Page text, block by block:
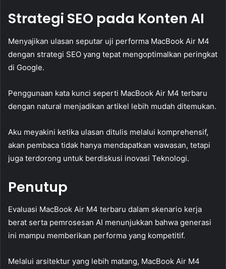
Strategi SEO pada Konten AI
Menyajikan ulasan seputar uji performa MacBook Air M4
dengan strategi SEO yang tepat mengoptimalkan peringkat
di Google.
Penggunaan kata kunci seperti MacBook Air M4 terbaru
dengan natural menjadikan artikel lebih mudah ditemukan.
Aku meyakini ketika ulasan ditulis melalui komprehensif,
akan pembaca tidak hanya mendapatkan wawasan, tetapi
juga terdorong untuk berdiskusi inovasi Teknologi.
Penutup
Evaluasi MacBook Air M4 terbaru dalam skenario kerja
berat serta pemrosesan AI menunjukkan bahwa generasi
ini mampu memberikan performa yang kompetitif.
Melalui arsitektur yang lebih matang, MacBook Air M4